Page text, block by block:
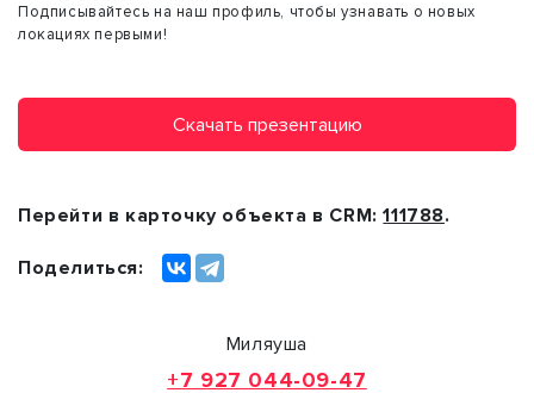
Подписывайтесь на наш профиль, чтобы узнавать о новых
локациях первыми!
Скачать презентацию
Перейти в карточку объекта в CRM:111788.
Поделиться:
Миляуша
+7 927 044-09-47